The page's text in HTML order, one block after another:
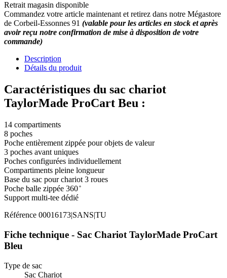
Retrait magasin disponible
Commandez votre article maintenant et retirez dans notre Mégastore
de Corbeil-Essonnes 91 (valable pour les articles en stock et après
avoir reçu notre confirmation de mise à disposition de votre
commande)
Description
Détails du produit
Caractéristiques du sac chariot
TaylorMade ProCart Beu :
14 compartiments
8 poches
Poche entièrement zippée pour objets de valeur
3 poches avant uniques
Poches configurées individuellement
Compartiments pleine longueur
Base du sac pour chariot 3 roues
Poche balle zippée 360 ​​̊
Support multi-tee dédié
Référence 00016173|SANS|TU
Fiche technique - Sac Chariot TaylorMade ProCart
Bleu
Type de sac
Sac Chariot